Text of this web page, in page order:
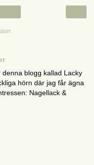
blogg kallad Lacky
hörn där jag får ägna
Nagellack &